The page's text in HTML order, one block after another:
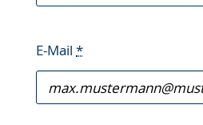
E-Mail *